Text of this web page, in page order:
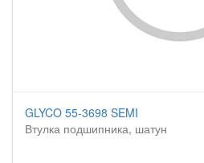
GLYCO 55-3698 SEMI
Втулка подшипника, шатун